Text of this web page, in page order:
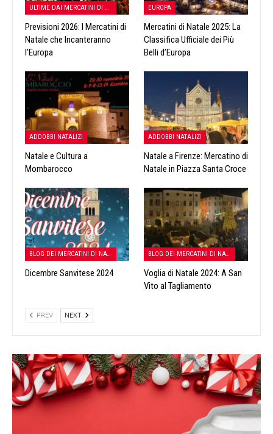
ULTIME DAI MERCATINI DI NATALE
Previsioni 2026: I Mercatini di
Natale che Incanteranno
l’Europa
EUROPA
Mercatini di Natale 2025: La
Classifica Ufficiale dei Più
Belli d’Europa
ADDOBBI NATALIZI
Natale e Cultura a
Mombarocco
ADDOBBI NATALIZI
Natale a Firenze: Mercatino di
Natale in Piazza Santa Croce
BLOG DEI MERCATINI DI NATALE
Dicembre Sanvitese 2024
BLOG DEI MERCATINI DI NATALE
Voglia di Natale 2024: A San
Vito al Tagliamento
PREV NEXT